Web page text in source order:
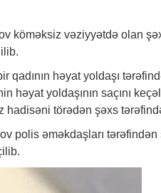
köməksiz vəziyyətdə olan
qadının həyat yoldaşı
həyat yoldaşının saçını
törədən şəxs
polis əməkdaşları